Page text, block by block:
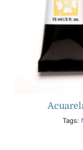
Tags: